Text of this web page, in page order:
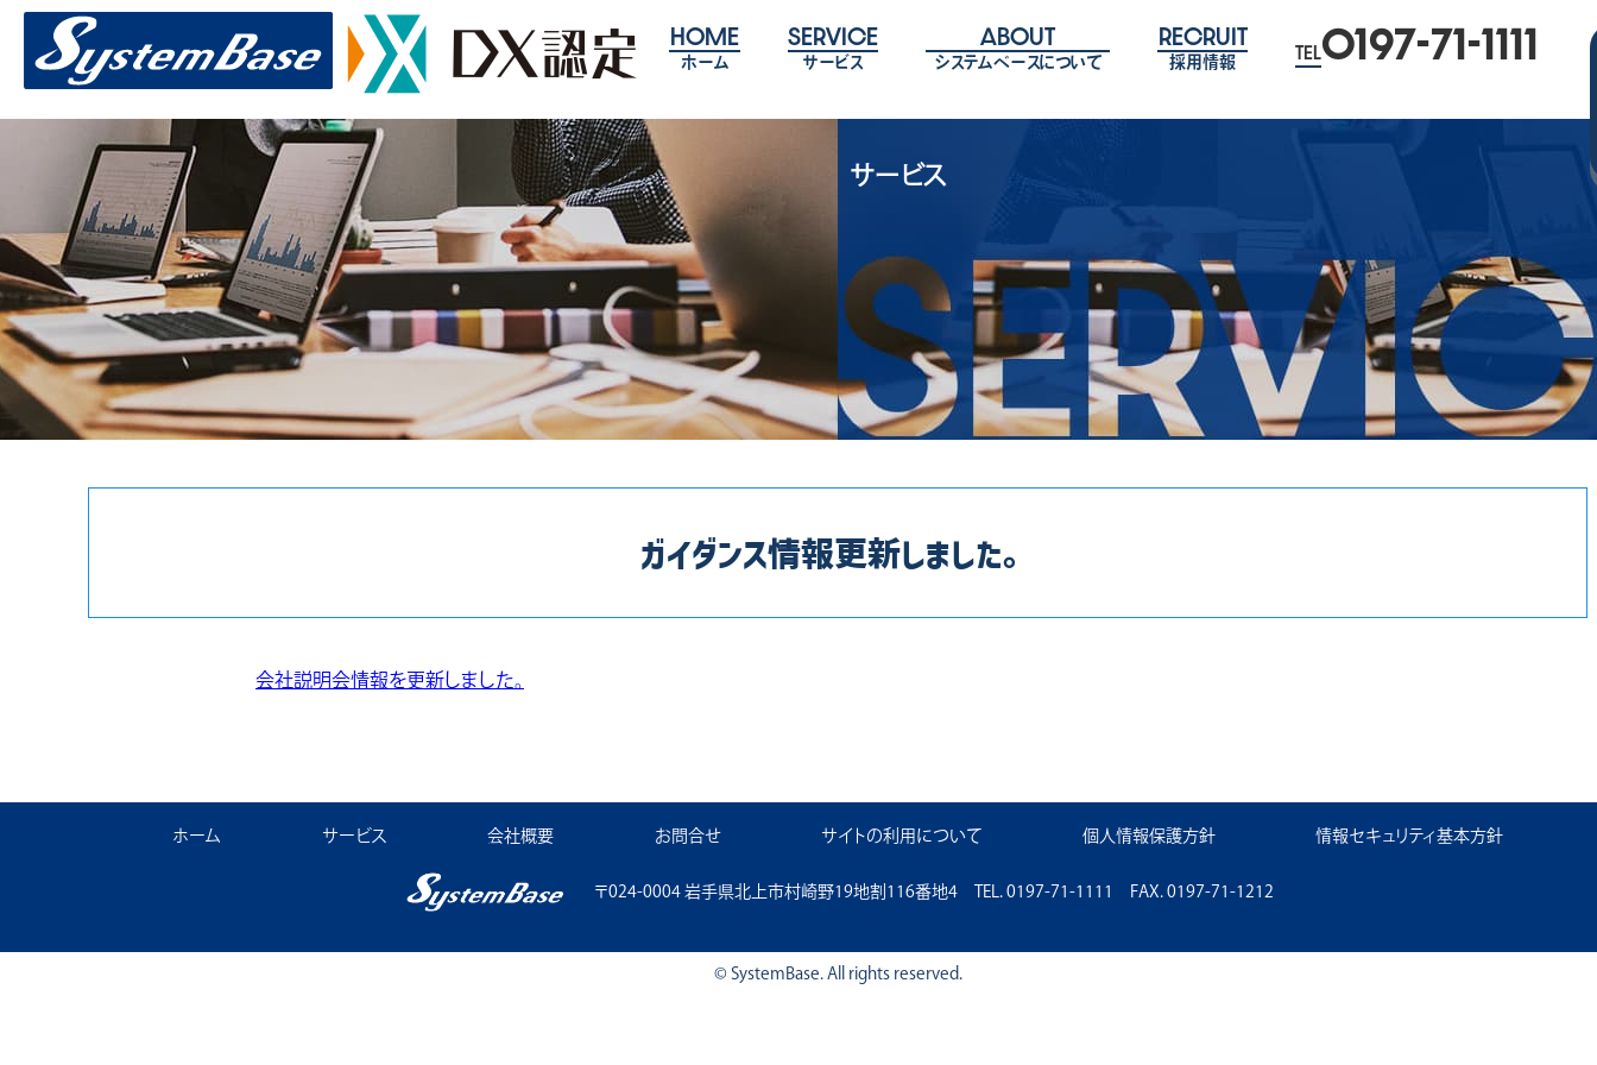
HOME
ホーム
SERVICE
サービス
ABOUT
システムベースについて
RECRUIT
採用情報 TEL0197-71-1111
サービス
ガイダンス情報更新しました。
会社説明会情報を更新しました。
ホーム サービス 会社概要 お問合せ サイトの利用について 個人情報保護方針 情報セキュリティ基本方針
〒024-0004 岩手県北上市村崎野19地割116番地4 TEL. 0197-71-1111 FAX. 0197-71-1212
© SystemBase. All rights reserved.